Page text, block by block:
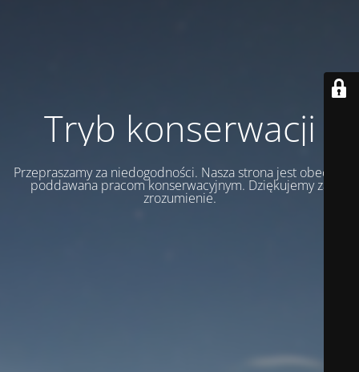
Tryb konserwacji
Przepraszamy za niedogodności. Nasza strona jest obecnie
poddawana pracom konserwacyjnym. Dziękujemy za
zrozumienie.